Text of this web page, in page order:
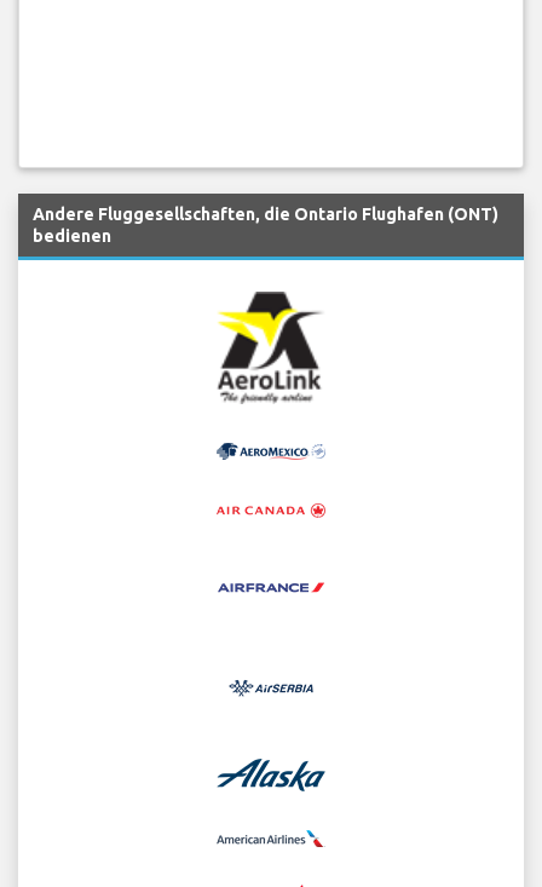
Andere Fluggesellschaften, die Ontario Flughafen (ONT)
bedienen